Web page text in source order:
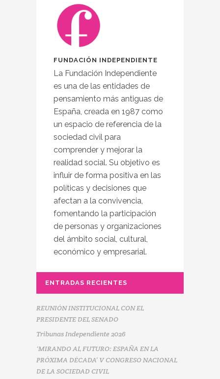
FUNDACIÓN INDEPENDIENTE
La Fundación Independiente
es una de las entidades de
pensamiento más antiguas de
España, creada en 1987 como
un espacio de referencia de la
sociedad civil para
comprender y mejorar la
realidad social. Su objetivo es
influir de forma positiva en las
políticas y decisiones que
afectan a la convivencia,
fomentando la participación
de personas y organizaciones
del ámbito social, cultural,
económico y empresarial.
ENTRADAS RECIENTES
REUNIÓN INSTITUCIONAL CON EL
PRESIDENTE DEL SENADO
Tribunas Independiente 2026
‘MIRANDO AL FUTURO: ESPAÑA EN LA
PRÓXIMA DÉCADA’ V CONGRESO NACIONAL
DE LA SOCIEDAD CIVIL